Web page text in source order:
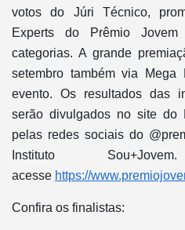
votos do Júri Técnico,
Experts do Prêmio
categorias. A grande
setembro também via
evento. Os resultados das
serão divulgados no site do
pelas redes sociais do
Instituto
acesse https://
Confira os finalistas: